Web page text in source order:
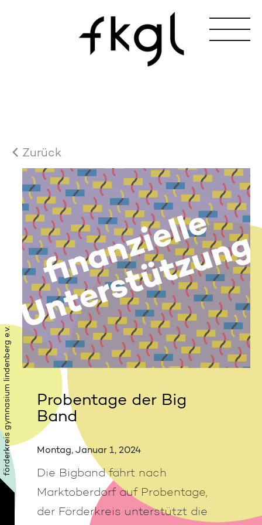
Zurück
Probentage der Big
Band
Montag, Januar 1, 2024
Die Bigband fährt nach
Marktoberdorf auf Probentage,
der Förderkreis unterstützt die
förderkreis gymnasium lindenberg e.v.